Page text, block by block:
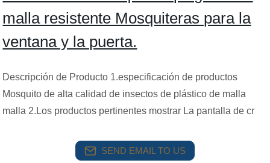
malla resistente Mosquiteras para la
ventana y la puerta.
Descripción de Producto 1.especificación de productos
Mosquito de alta calidad de insectos de plástico de malla
malla 2.Los productos pertinentes mostrar La pantalla de cr
SEND EMAIL TO US